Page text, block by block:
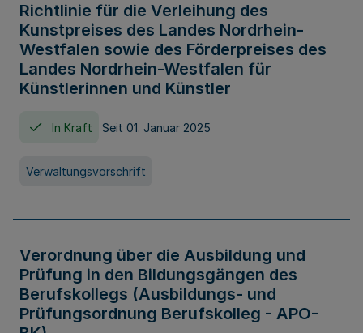
Richtlinie für die Verleihung des
Kunstpreises des Landes Nordrhein-
Westfalen sowie des Förderpreises des
Landes Nordrhein-Westfalen für
Künstlerinnen und Künstler
In Kraft Seit 01. Januar 2025
Verwaltungsvorschrift
Verordnung über die Ausbildung und
Prüfung in den Bildungsgängen des
Berufskollegs (Ausbildungs- und
Prüfungsordnung Berufskolleg - APO-